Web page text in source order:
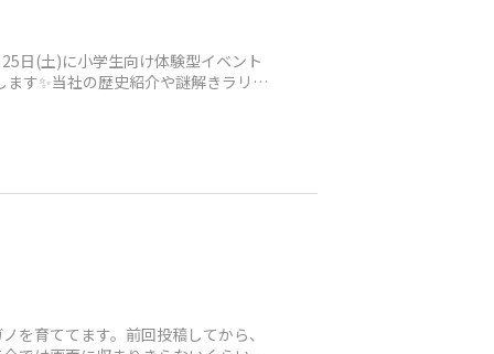
日(土)に小学生向け体験型イベント
す✨当社の歴史紹介や謎解きラリ
育ててます。前回投稿してから、